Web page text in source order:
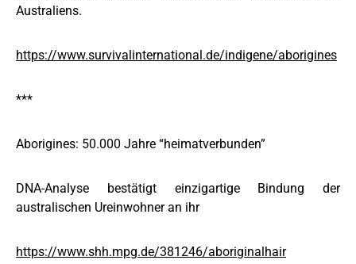
Australiens.
https://www.survivalinternational.de/indigene/aborigines
***
Aborigines: 50.000 Jahre “heimatverbunden”
DNA-Analyse bestätigt einzigartige Bindung der
australischen Ureinwohner an ihr
https://www.shh.mpg.de/381246/aboriginalhair